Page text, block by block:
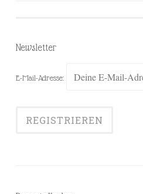
Newsletter
E-Mail-Adresse: